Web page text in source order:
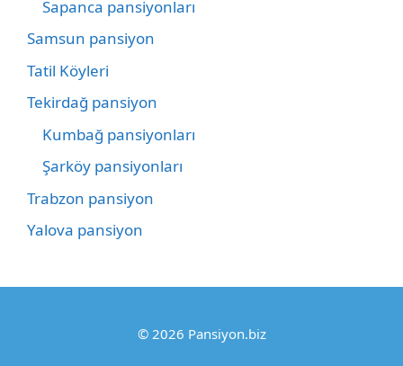
Sapanca pansiyonları
Samsun pansiyon
Tatil Köyleri
Tekirdağ pansiyon
Kumbağ pansiyonları
Şarköy pansiyonları
Trabzon pansiyon
Yalova pansiyon
© 2026 Pansiyon.biz